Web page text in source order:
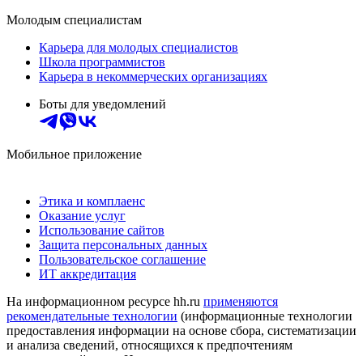
Молодым специалистам
Карьера для молодых специалистов
Школа программистов
Карьера в некоммерческих организациях
Боты для уведомлений
Мобильное приложение
Этика и комплаенс
Оказание услуг
Использование сайтов
Защита персональных данных
Пользовательское соглашение
ИТ аккредитация
На информационном ресурсе hh.ru применяются
рекомендательные технологии (информационные технологии
предоставления информации на основе сбора, систематизации
и анализа сведений, относящихся к предпочтениям